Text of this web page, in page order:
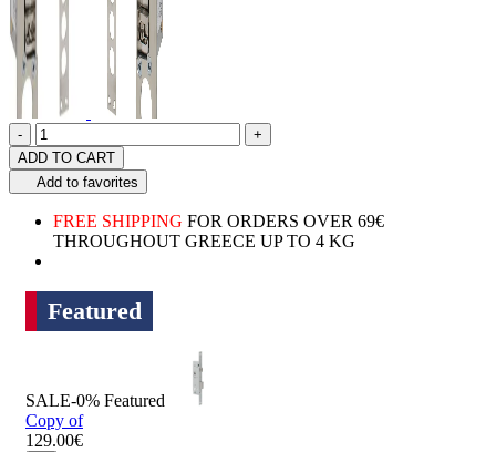
Quantity
-product.increase.quantity +
ADD TO CART
Add to favorites
FREE SHIPPING FOR ORDERS OVER 69€
THROUGHOUT GREECE UP TO 4 KG
Featured
SALE-0% Featured
Copy of
129.00€